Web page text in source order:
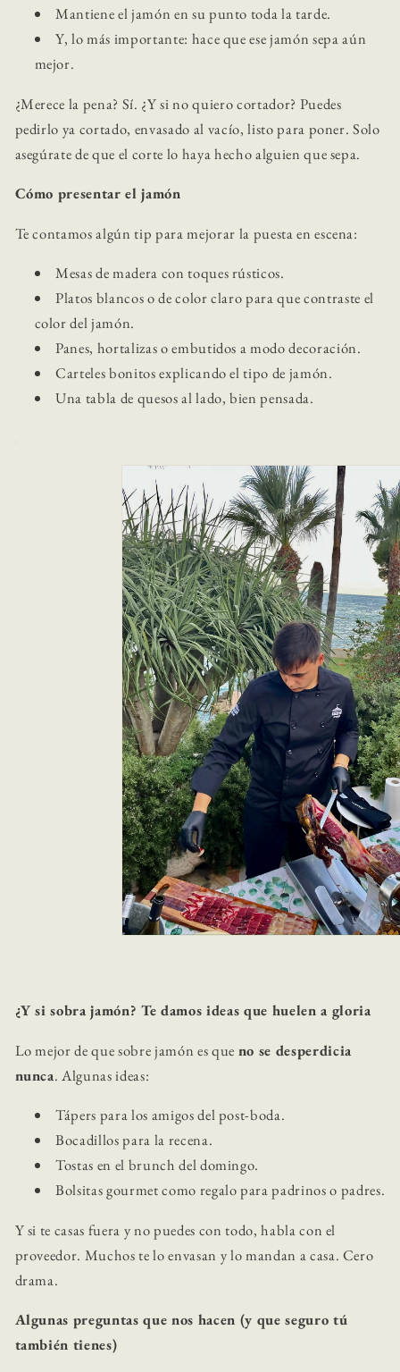
Mantiene el jamón en su punto toda la tarde.
Y, lo más importante: hace que ese jamón sepa aún
mejor.
¿Merece la pena? Sí. ¿Y si no quiero cortador? Puedes
pedirlo ya cortado, envasado al vacío, listo para poner. Solo
asegúrate de que el corte lo haya hecho alguien que sepa.
Cómo presentar el jamón
Te contamos algún tip para mejorar la puesta en escena:
Mesas de madera con toques rústicos.
Platos blancos o de color claro para que contraste el
color del jamón.
Panes, hortalizas o embutidos a modo decoración.
Carteles bonitos explicando el tipo de jamón.
Una tabla de quesos al lado, bien pensada.
¿Y si sobra jamón? Te damos ideas que huelen a gloria
Lo mejor de que sobre jamón es que no se desperdicia
nunca. Algunas ideas:
Tápers para los amigos del post-boda.
Bocadillos para la recena.
Tostas en el brunch del domingo.
Bolsitas gourmet como regalo para padrinos o padres.
Y si te casas fuera y no puedes con todo, habla con el
proveedor. Muchos te lo envasan y lo mandan a casa. Cero
drama.
Algunas preguntas que nos hacen (y que seguro tú
también tienes)